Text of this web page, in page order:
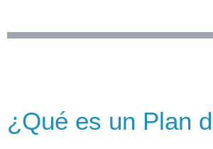
¿Qué es un Plan